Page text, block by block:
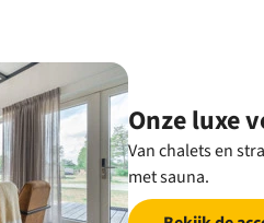
Onze luxe
Van chalets en
met sauna.